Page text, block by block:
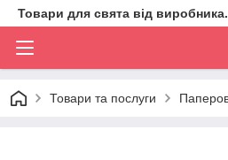
Товари для свята від виробника.
Товари та послуги